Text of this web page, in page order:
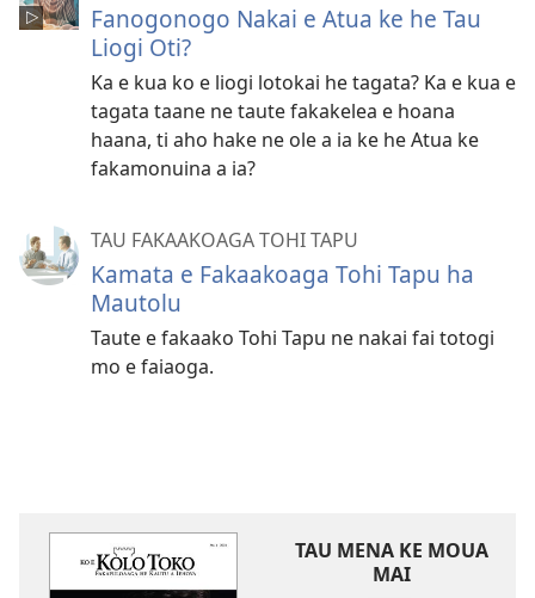
Fanogonogo Nakai e Atua ke he Tau
Liogi Oti?
Ka e kua ko e liogi lotokai he tagata? Ka e kua e
tagata taane ne taute fakakelea e hoana
haana, ti aho hake ne ole a ia ke he Atua ke
fakamonuina a ia?
TAU FAKAAKOAGA TOHI TAPU
Kamata e Fakaakoaga Tohi Tapu ha
Mautolu
Taute e fakaako Tohi Tapu ne nakai fai totogi
mo e faiaoga.
TAU MENA KE MOUA
MAI